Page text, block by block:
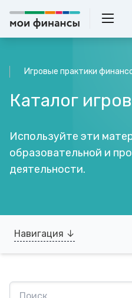
Игровые практики
Каталог
Используйте эти
образовательной и
деятельности.
Навигация ↓